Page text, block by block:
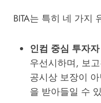
BITA는 특히 네 가지
인컴 중심 투자자
우선시하며, 보
공시상 보장이
을 받아들일 수